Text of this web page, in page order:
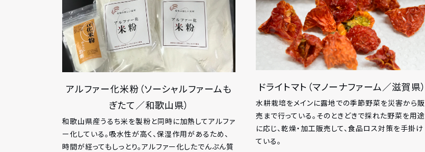
アルファー化米粉（ソーシャルファームも
ぎたて／和歌山県）
和歌山県産うるち米を製粉と同時に加熱してアルファ
ー化している。吸水性が高く、保湿作用があるため、
時間が経ってもしっとり。アルファー化したでんぷん質
ドライトマト（マノーナファーム／滋賀県）
水耕栽培をメインに露地での季節野菜を災害から販
売まで行っている。そのときどきで採れた野菜を用途
に応じ、乾燥・加工販売して、食品ロス対策を手掛け
ている。